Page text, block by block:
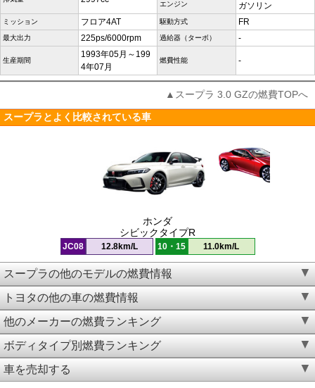
エンジン
ガソリン
ミッション フロア4AT 駆動方式 FR
最大出力 225ps/6000rpm 過給器（ターボ） -
生産期間
1993年05月～199
4年07月
燃費性能 -
▲スープラ 3.0 GZの燃費TOPへ
スープラとよく比較されている車
ホンダ
シビックタイプR
JC08 12.8km/L 10・15 11.0km/L
スープラの他のモデルの燃費情報
トヨタの他の車の燃費情報
他のメーカーの燃費ランキング
ボディタイプ別燃費ランキング
車を売却する